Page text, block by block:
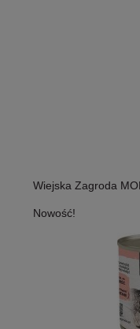
Wiejska Zagroda
Nowość!